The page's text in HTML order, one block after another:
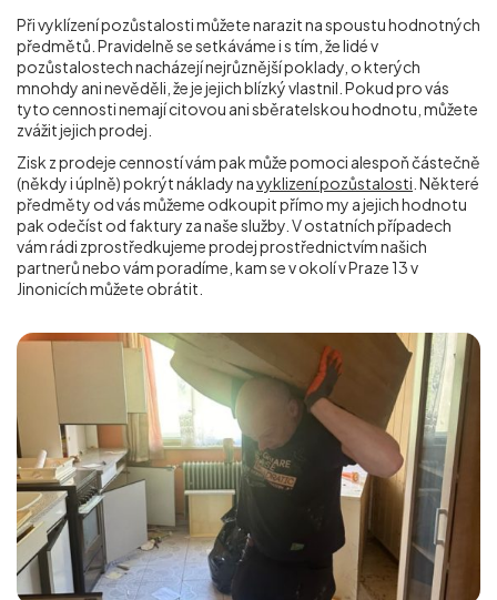
Při vyklízení pozůstalosti můžete narazit na spoustu hodnotných
předmětů. Pravidelně se setkáváme i s tím, že lidé v
pozůstalostech nacházejí nejrůznější poklady, o kterých
mnohdy ani nevěděli, že je jejich blízký vlastnil. Pokud pro vás
tyto cennosti nemají citovou ani sběratelskou hodnotu, můžete
zvážit jejich prodej.
Zisk z prodeje cenností vám pak může pomoci alespoň částečně
(někdy i úplně) pokrýt náklady navyklizení pozůstalosti . Některé
předměty od vás můžeme odkoupit přímo my a jejich hodnotu
pak odečíst od faktury za naše služby. V ostatních případech
vám rádi zprostředkujeme prodej prostřednictvím našich
partnerů nebo vám poradíme, kam se v okolí v Praze 13 v
Jinonicíchmůžete obrátit.